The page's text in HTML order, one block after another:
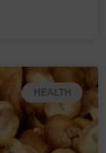
HEALTH